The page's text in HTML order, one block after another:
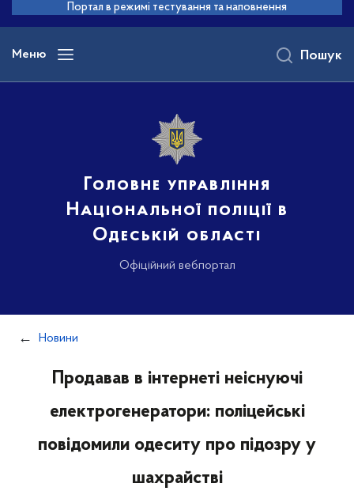
основного
вмісту
Портал в режимі тестування та наповнення
Меню
Головне управління
Національної поліції в
Одеській області
Офіційний вебпортал
Пошук
Новини
Продавав в інтернеті неіснуючі
електрогенератори: поліцейські
повідомили одеситу про підозру у
шахрайстві